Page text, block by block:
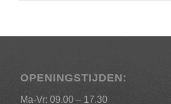
OPENINGSTIJDEN:
Ma-Vr: 09.00 – 17.30